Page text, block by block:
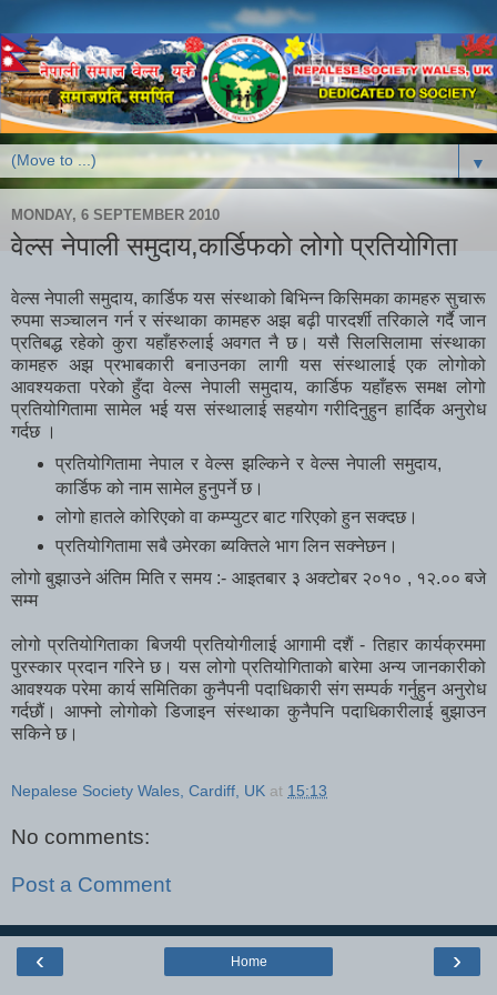
▼
MONDAY, 6 SEPTEMBER 2010
वेल्स नेपाली समुदाय,कार्डिफको लोगो प्रतियोगिता
वेल्स नेपाली समुदाय, कार्डिफ यस संस्थाको बिभिन्न किसिमका कामहरु सुचारू
रुपमा सञ्चालन गर्न र संस्थाका कामहरु अझ बढ़ी पारदर्शी तरिकाले गर्दै जान
प्रतिबद्ध रहेको कुरा यहाँहरुलाई अवगत नै छ। यसै सिलसिलामा संस्थाका
कामहरु अझ प्रभाबकारी बनाउनका लागी यस संस्थालाई एक लोगोको
आवश्यकता परेको हुँदा वेल्स नेपाली समुदाय, कार्डिफ यहाँहरू समक्ष लोगो
प्रतियोगितामा सामेल भई यस संस्थालाई सहयोग गरीदिनुहुन हार्दिक अनुरोध
गर्दछ ।
प्रतियोगितामा नेपाल र वेल्स झल्किने र वेल्स नेपाली समुदाय,
कार्डिफ को नाम सामेल हुनुपर्ने छ।
लोगो हातले कोरिएको वा कम्प्युटर बाट गरिएको हुन सक्दछ।
प्रतियोगितामा सबै उमेरका ब्यक्तिले भाग लिन सक्नेछन।
लोगो बुझाउने अंतिम मिति र समय :- आइतबार ३ अक्टोबर २०१० , १२.०० बजे
सम्म
लोगो प्रतियोगिताका बिजयी प्रतियोगीलाई आगामी दशैं - तिहार कार्यक्रममा
पुरस्कार प्रदान गरिने छ। यस लोगो प्रतियोगिताको बारेमा अन्य जानकारीको
आवश्यक परेमा कार्य समितिका कुनैपनी पदाधिकारी संग सम्पर्क गर्नुहुन अनुरोध
गर्दछौं। आफ्नो लोगोको डिजाइन संस्थाका कुनैपनि पदाधिकारीलाई बुझाउन
सकिने छ।
Nepalese Society Wales, Cardiff, UK at 15:13
No comments:
Post a Comment
‹ ›
Home